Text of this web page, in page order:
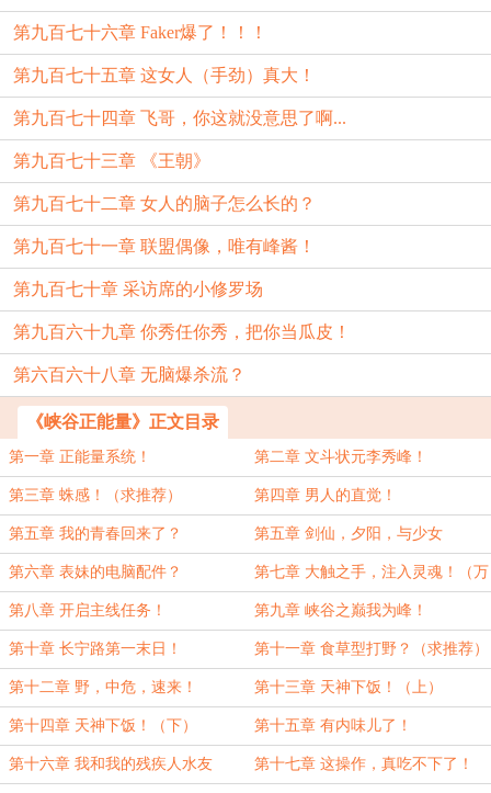
第九百七十六章 Faker爆了！！！
第九百七十五章 这女人（手劲）真大！
第九百七十四章 飞哥，你这就没意思了啊...
第九百七十三章 《王朝》
第九百七十二章 女人的脑子怎么长的？
第九百七十一章 联盟偶像，唯有峰酱！
第九百七十章 采访席的小修罗场
第九百六十九章 你秀任你秀，把你当瓜皮！
第六百六十八章 无脑爆杀流？
《峡谷正能量》正文目录
第一章 正能量系统！ 第二章 文斗状元李秀峰！
第三章 蛛感！（求推荐） 第四章 男人的直觉！
第五章 我的青春回来了？ 第五章 剑仙，夕阳，与少女
第六章 表妹的电脑配件？ 第七章 大触之手，注入灵魂！（万
分感谢“邵百岁”的萌主支持！）
第八章 开启主线任务！ 第九章 峡谷之巅我为峰！
第十章 长宁路第一末日！ 第十一章 食草型打野？（求推荐）
第十二章 野，中危，速来！ 第十三章 天神下饭！（上）
第十四章 天神下饭！（下） 第十五章 有内味儿了！
第十六章 我和我的残疾人水友 第十七章 这操作，真吃不下了！